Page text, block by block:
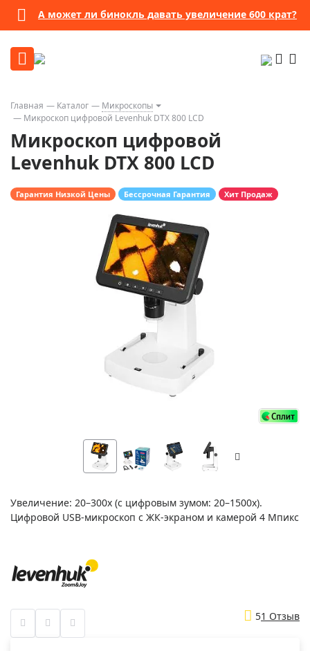
А может ли бинокль давать увеличение 600 крат?
Главная Каталог
Микроскопы
Микроскоп цифровой Levenhuk DTX 800 LCD
Микроскоп цифровой
Levenhuk DTX 800 LCD
Гарантия Низкой Цены Бессрочная Гарантия Хит Продаж
Увеличение: 20–300x (с цифровым зумом: 20–1500х).
Цифровой USB-микроскоп с ЖК-экраном и камерой 4 Мпикс
51 Отзыв